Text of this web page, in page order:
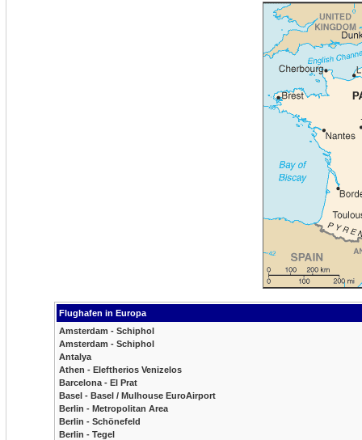
Flughafen in Europa
Amsterdam - Schiphol
Amsterdam - Schiphol
Antalya
Athen - Eleftherios Venizelos
Barcelona - El Prat
Basel - Basel / Mulhouse EuroAirport
Berlin - Metropolitan Area
Berlin - Schönefeld
Berlin - Tegel